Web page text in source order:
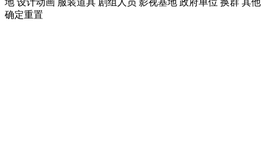
地 设计动画 服装道具 剧组人员 影视基地 政府单位 换群 其他
确定重置